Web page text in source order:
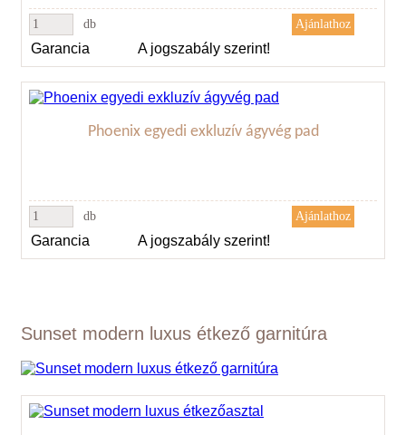
db
Garancia A jogszabály szerint!
Phoenix egyedi exkluzív ágyvég pad
db
Garancia A jogszabály szerint!
Sunset modern luxus étkező garnitúra